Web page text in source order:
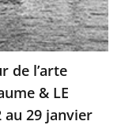
de l’arte
& LE
au 29 janvier